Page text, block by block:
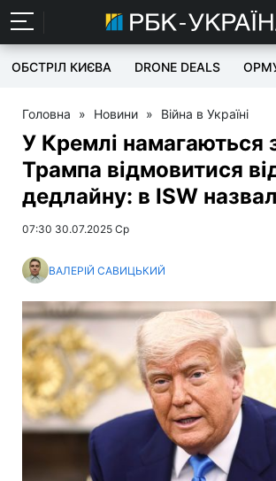
ОБСТРІЛ КИЄВА DRONE DEALS
Головна » Новини » Війна в Україні
У Кремлі намагаються
Трампа відмовитися
дедлайну: в ISW
07:30 30.07.2025 Ср
ВАЛЕРІЙ САВИЦЬКИЙ